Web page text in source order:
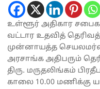
உள்ளூர் அதிகார
வட்டார உதவித்
முன்னாயத்த
அரசாங்க அதிபரும்
திரு. மருதலிங்கம்
காலை 10.00 மணிக்கு